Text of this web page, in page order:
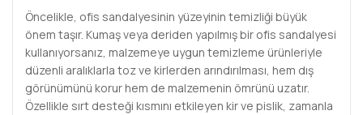
Öncelikle, ofis sandalyesinin yüzeyinin temizliği büyük
önem taşır. Kumaş veya deriden yapılmış bir ofis sandalyesi
kullanıyorsanız, malzemeye uygun temizleme ürünleriyle
düzenli aralıklarla toz ve kirlerden arındırılması, hem dış
görünümünü korur hem de malzemenin ömrünü uzatır.
Özellikle sırt desteği kısmını etkileyen kir ve pislik, zamanla